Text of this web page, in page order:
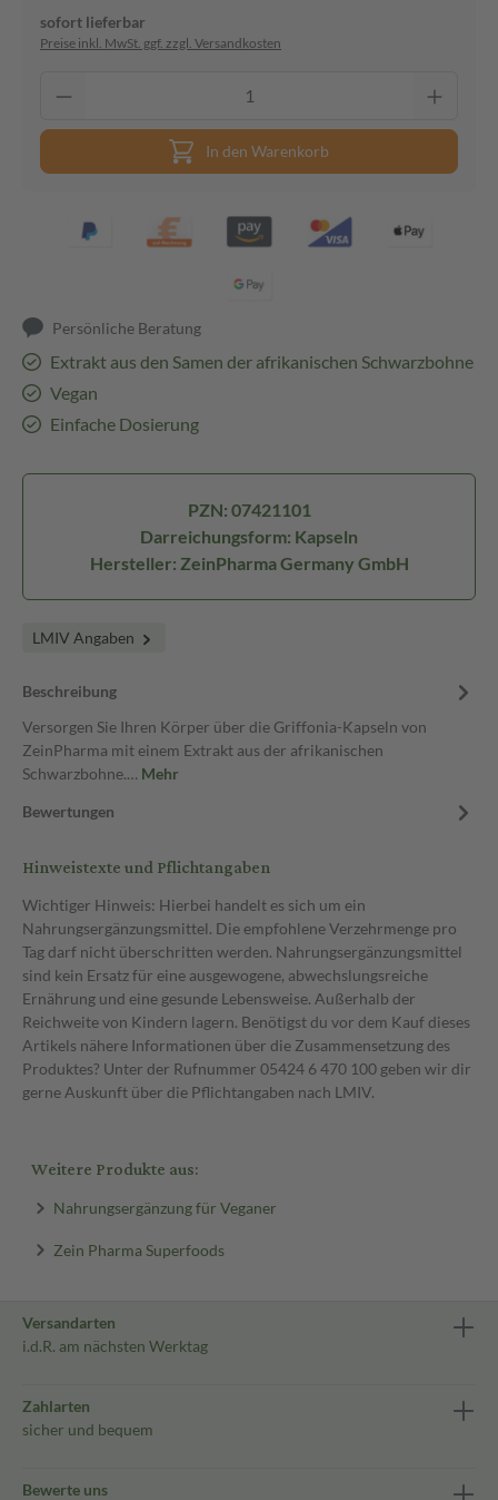
sofort lieferbar
Preise inkl. MwSt. ggf. zzgl. Versandkosten
In den Warenkorb
Persönliche Beratung
Extrakt aus den Samen der afrikanischen Schwarzbohne
Vegan
Einfache Dosierung
PZN: 07421101
Darreichungsform: Kapseln
Hersteller: ZeinPharma Germany GmbH
LMIV Angaben
Beschreibung
Versorgen Sie Ihren Körper über die Griffonia-Kapseln von
ZeinPharma mit einem Extrakt aus der afrikanischen
Schwarzbohne.… Mehr
Bewertungen
Hinweistexte und Pflichtangaben
Wichtiger Hinweis: Hierbei handelt es sich um ein
Nahrungsergänzungsmittel. Die empfohlene Verzehrmenge pro
Tag darf nicht überschritten werden. Nahrungsergänzungsmittel
sind kein Ersatz für eine ausgewogene, abwechslungsreiche
Ernährung und eine gesunde Lebensweise. Außerhalb der
Reichweite von Kindern lagern. Benötigst du vor dem Kauf dieses
Artikels nähere Informationen über die Zusammensetzung des
Produktes? Unter der Rufnummer 05424 6 470 100 geben wir dir
gerne Auskunft über die Pflichtangaben nach LMIV.
Weitere Produkte aus:
Nahrungsergänzung für Veganer
Zein Pharma Superfoods
Versandarten
i.d.R. am nächsten Werktag
Zahlarten
sicher und bequem
Bewerte uns